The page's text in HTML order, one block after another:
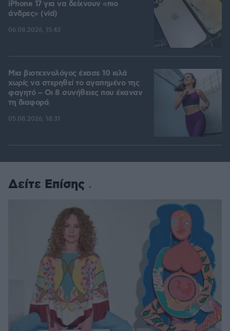
iPhone 17 για να δείχνουν «πιο
άνδρες» (vid)
06.08.2026, 15:43
Μια βιοτεχνολόγος έχασε 10 κιλά
χωρίς να στερηθεί το αγαπημένο της
φαγητό – Οι 8 συνήθειες που έκαναν
τη διαφορά
05.08.2026, 18:31
Δείτε Επίσης